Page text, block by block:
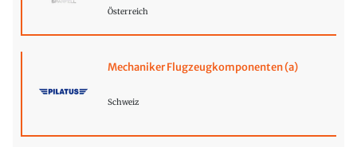
Österreich
Mechaniker Flugzeugkomponenten (a)
Schweiz